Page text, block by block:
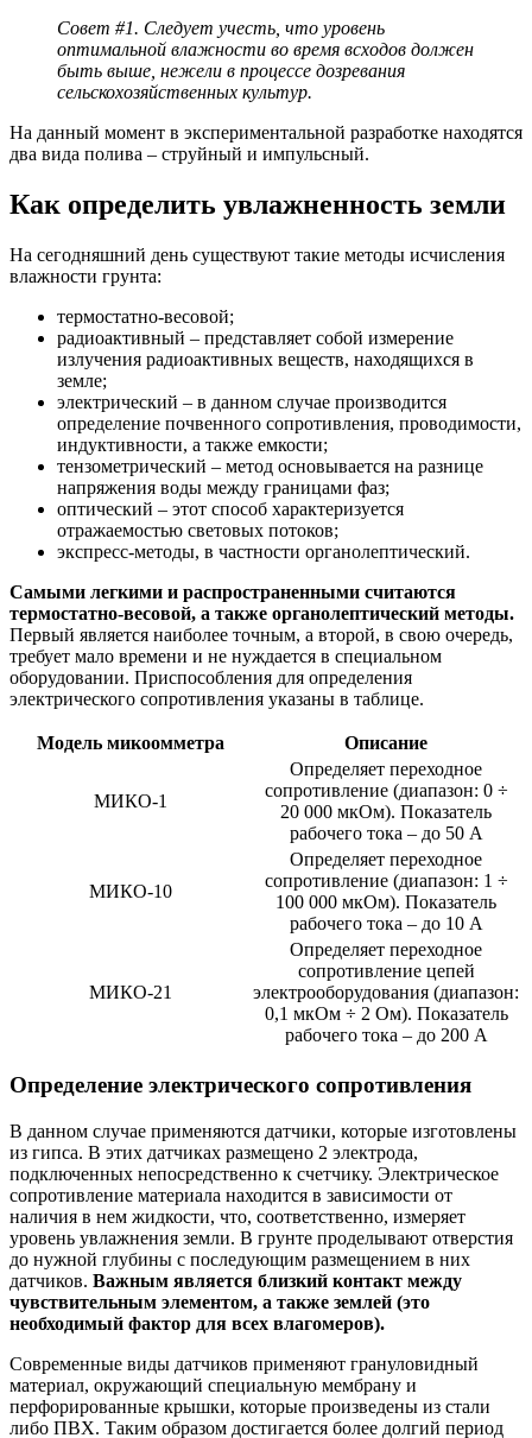
Совет #1. Следует учесть, что уровень
оптимальной влажности во время всходов должен
быть выше, нежели в процессе дозревания
сельскохозяйственных культур.
На данный момент в экспериментальной разработке находятся
два вида полива – струйный и импульсный.
Как определить увлажненность земли
На сегодняшний день существуют такие методы исчисления
влажности грунта:
термостатно-весовой;
радиоактивный – представляет собой измерение
излучения радиоактивных веществ, находящихся в
земле;
электрический – в данном случае производится
определение почвенного сопротивления, проводимости,
индуктивности, а также емкости;
тензометрический – метод основывается на разнице
напряжения воды между границами фаз;
оптический – этот способ характеризуется
отражаемостью световых потоков;
экспресс-методы, в частности органолептический.
Самыми легкими и распространенными считаются
термостатно-весовой, а также органолептический методы.
Первый является наиболее точным, а второй, в свою очередь,
требует мало времени и не нуждается в специальном
оборудовании. Приспособления для определения
электрического сопротивления указаны в таблице.
Модель микоомметра Описание
МИКО-1
Определяет переходное
сопротивление (диапазон: 0 ÷
20 000 мкОм). Показатель
рабочего тока – до 50 А
МИКО-10
Определяет переходное
сопротивление (диапазон: 1 ÷
100 000 мкОм). Показатель
рабочего тока – до 10 А
МИКО-21
Определяет переходное
сопротивление цепей
электрооборудования (диапазон:
0,1 мкОм ÷ 2 Ом). Показатель
рабочего тока – до 200 А
Определение электрического сопротивления
В данном случае применяются датчики, которые изготовлены
из гипса. В этих датчиках размещено 2 электрода,
подключенных непосредственно к счетчику. Электрическое
сопротивление материала находится в зависимости от
наличия в нем жидкости, что, соответственно, измеряет
уровень увлажнения земли. В грунте проделывают отверстия
до нужной глубины с последующим размещением в них
датчиков. Важным является близкий контакт между
чувствительным элементом, а также землей (это
необходимый фактор для всех влагомеров).
Современные виды датчиков применяют грануловидный
материал, окружающий специальную мембрану и
перфорированные крышки, которые произведены из стали
либо ПВХ. Таким образом достигается более долгий период